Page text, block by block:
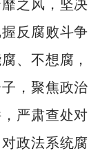
之风，坚决
反腐败斗争
、不想腐，
，聚焦政治
严肃查处对
政法系统腐